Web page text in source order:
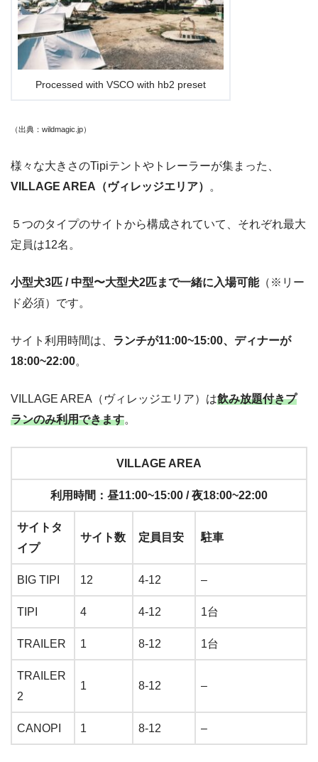
Processed with VSCO with hb2 preset
（出典：wildmagic.jp）
様々な大きさのTipiテントやトレーラーが集まった、
VILLAGE AREA（ヴィレッジエリア）
。
５つのタイプのサイトから構成されていて、それぞれ最大
定員は12名。
小型犬3匹 / 中型〜大型犬2匹まで一緒に入場可能（※リー
ド必須）です。
サイト利用時間は、 ランチが11:00~15:00、ディナーが
18:00~22:00。
VILLAGE AREA（ヴィレッジエリア）は飲み放題付きプ
ランのみ利用できます。
VILLAGE AREA
利用時間：昼11:00~15:00 / 夜18:00~22:00
サイトタ
イプ
サイト数 定員目安 駐車
BIG TIPI 12 4-12 –
TIPI 4 4-12 1台
TRAILER 1 8-12 1台
TRAILER
2
1 8-12 –
CANOPI 1 8-12 –